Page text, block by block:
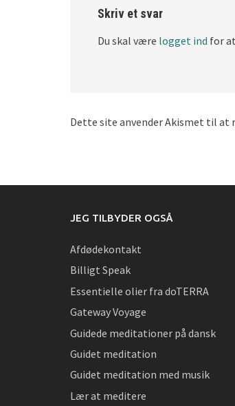
Skriv et svar
Du skal være logget ind for
Dette site anvender Akismet til at
JEG TILBYDER OGSÅ
Afdødekontakt
Billigt Speak
Essentielle olier fra doTERRA
Gateway Voyage
Guidede meditationer på dansk
Guidet meditation
Guidet meditation med musik
Lær at meditere